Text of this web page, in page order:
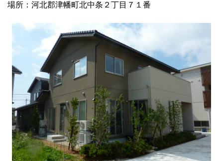
場所：河北郡津幡町北中条２丁目７１番